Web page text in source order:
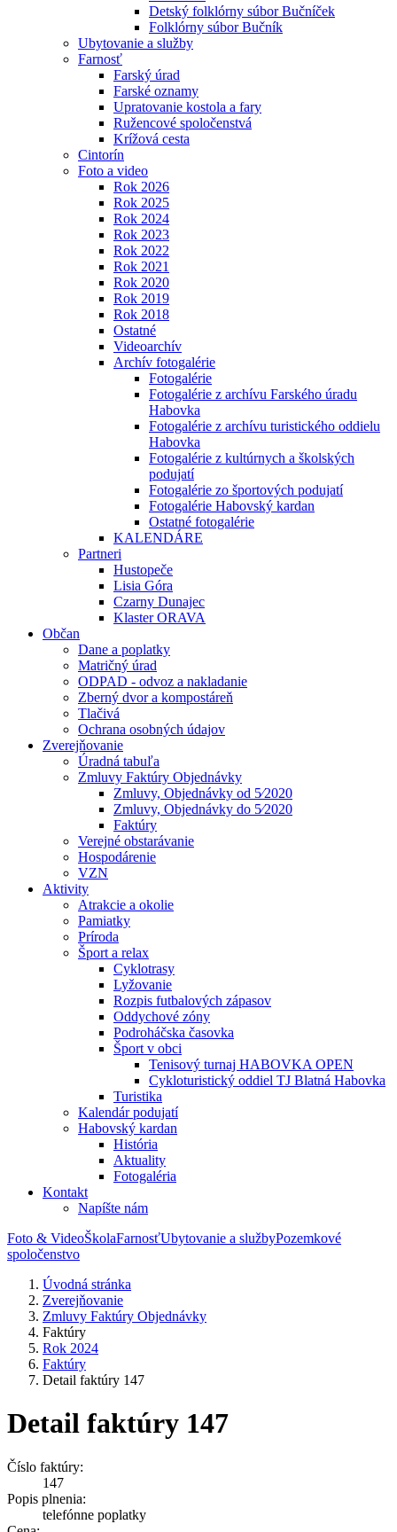
Detský folklórny súbor Bučníček
Folklórny súbor Bučník
Ubytovanie a služby
Farnosť
Farský úrad
Farské oznamy
Upratovanie kostola a fary
Ružencové spoločenstvá
Krížová cesta
Cintorín
Foto a video
Rok 2026
Rok 2025
Rok 2024
Rok 2023
Rok 2022
Rok 2021
Rok 2020
Rok 2019
Rok 2018
Ostatné
Videoarchív
Archív fotogalérie
Fotogalérie
Fotogalérie z archívu Farského úradu
Habovka
Fotogalérie z archívu turistického oddielu
Habovka
Fotogalérie z kultúrnych a školských
podujatí
Fotogalérie zo športových podujatí
Fotogalérie Habovský kardan
Ostatné fotogalérie
KALENDÁRE
Partneri
Hustopeče
Lisia Góra
Czarny Dunajec
Klaster ORAVA
Občan
Dane a poplatky
Matričný úrad
ODPAD - odvoz a nakladanie
Zberný dvor a kompostáreň
Tlačivá
Ochrana osobných údajov
Zverejňovanie
Úradná tabuľa
Zmluvy Faktúry Objednávky
Zmluvy, Objednávky od 5⁄2020
Zmluvy, Objednávky do 5⁄2020
Faktúry
Verejné obstarávanie
Hospodárenie
VZN
Aktivity
Atrakcie a okolie
Pamiatky
Príroda
Šport a relax
Cyklotrasy
Lyžovanie
Rozpis futbalových zápasov
Oddychové zóny
Podroháčska časovka
Šport v obci
Tenisový turnaj HABOVKA OPEN
Cykloturistický oddiel TJ Blatná Habovka
Turistika
Kalendár podujatí
Habovský kardan
História
Aktuality
Fotogaléria
Kontakt
Napíšte nám
Foto & VideoŠkolaFarnosťUbytovanie a službyPozemkové
spoločenstvo
Úvodná stránka
Zverejňovanie
Zmluvy Faktúry Objednávky
Faktúry
Rok 2024
Faktúry
Detail faktúry 147
Detail faktúry 147
Číslo faktúry:
147
Popis plnenia:
telefónne poplatky